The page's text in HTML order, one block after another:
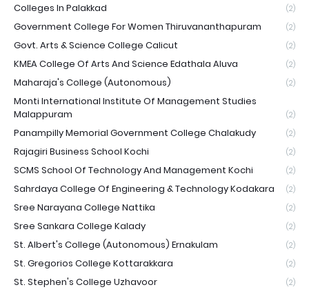
Colleges In Palakkad (2)
Government College For Women Thiruvananthapuram (2)
Govt. Arts & Science College Calicut (2)
KMEA College Of Arts And Science Edathala Aluva (2)
Maharaja's College (Autonomous) (2)
Monti International Institute Of Management Studies
Malappuram
(2)
Panampilly Memorial Government College Chalakudy (2)
Rajagiri Business School Kochi (2)
SCMS School Of Technology And Management Kochi (2)
Sahrdaya College Of Engineering & Technology Kodakara (2)
Sree Narayana College Nattika (2)
Sree Sankara College Kalady (2)
St. Albert's College (Autonomous) Ernakulam (2)
St. Gregorios College Kottarakkara (2)
St. Stephen's College Uzhavoor (2)